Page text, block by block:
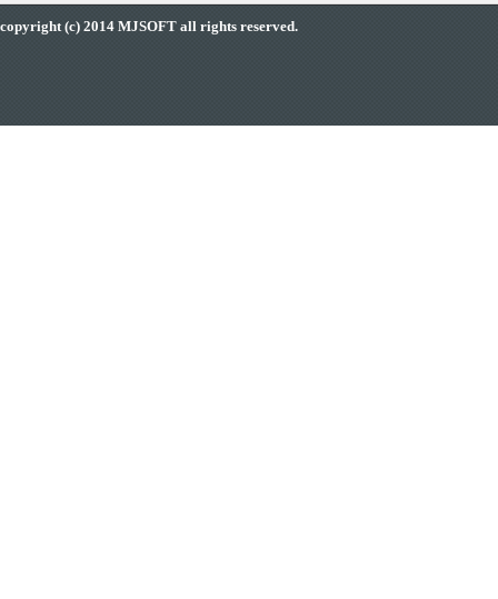
copyright (c) 2014 MJSOFT all rights reserved.